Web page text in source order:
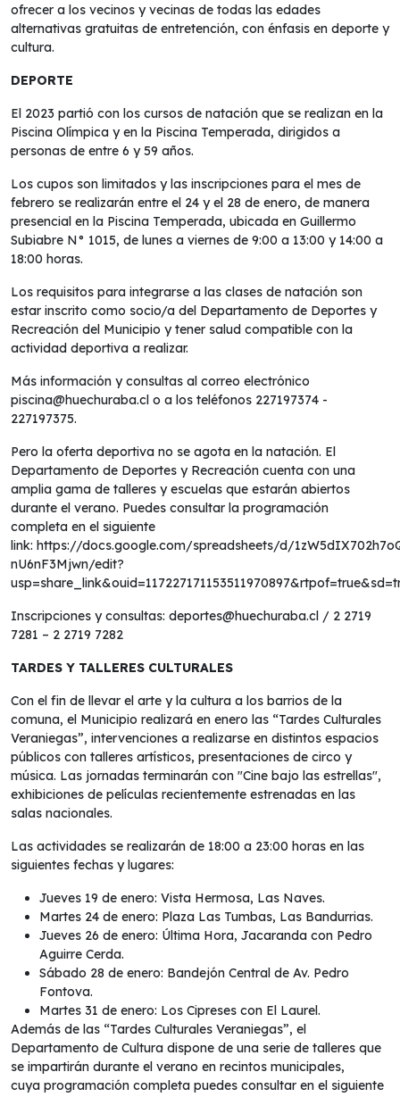
ofrecer a los vecinos y vecinas de todas las edades
alternativas gratuitas de entretención, con énfasis en deporte y
cultura.
DEPORTE
El 2023 partió con los cursos de natación que se realizan en la
Piscina Olímpica y en la Piscina Temperada, dirigidos a
personas de entre 6 y 59 años.
Los cupos son limitados y las inscripciones para el mes de
febrero se realizarán entre el 24 y el 28 de enero, de manera
presencial en la Piscina Temperada, ubicada en Guillermo
Subiabre N° 1015, de lunes a viernes de 9:00 a 13:00 y 14:00 a
18:00 horas.
Los requisitos para integrarse a las clases de natación son
estar inscrito como socio/a del Departamento de Deportes y
Recreación del Municipio y tener salud compatible con la
actividad deportiva a realizar.
Más información y consultas al correo electrónico
piscina@huechuraba.cl o a los teléfonos 227197374 -
227197375.
Pero la oferta deportiva no se agota en la natación. El
Departamento de Deportes y Recreación cuenta con una
amplia gama de talleres y escuelas que estarán abiertos
durante el verano. Puedes consultar la programación
completa en el siguiente
link: https://docs.google.com/spreadsheets/d/
nU6nF3Mjwn/edit?
Inscripciones y consultas: deportes@huechuraba.cl / 2 2719
7281 – 2 2719 7282
TARDES Y TALLERES CULTURALES
Con el fin de llevar el arte y la cultura a los barrios de la
comuna, el Municipio realizará en enero las “Tardes Culturales
Veraniegas”, intervenciones a realizarse en distintos espacios
públicos con talleres artísticos, presentaciones de circo y
música. Las jornadas terminarán con "Cine bajo las estrellas",
exhibiciones de películas recientemente estrenadas en las
salas nacionales.
Las actividades se realizarán de 18:00 a 23:00 horas en las
siguientes fechas y lugares:
Jueves 19 de enero: Vista Hermosa, Las Naves.
Martes 24 de enero: Plaza Las Tumbas, Las Bandurrias.
Jueves 26 de enero: Última Hora, Jacaranda con Pedro
Aguirre Cerda.
Sábado 28 de enero: Bandejón Central de Av. Pedro
Fontova.
Martes 31 de enero: Los Cipreses con El Laurel.
Además de las “Tardes Culturales Veraniegas”, el
Departamento de Cultura dispone de una serie de talleres que
se impartirán durante el verano en recintos municipales,
cuya programación completa puedes consultar en el siguiente